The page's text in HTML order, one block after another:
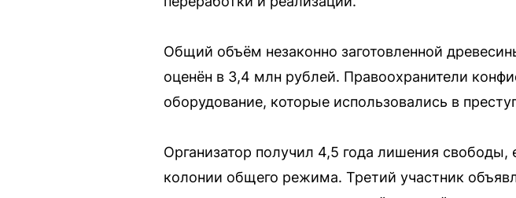
Общий объём незаконно заготовленной
оценён в 3,4 млн рублей. Правоохранители
оборудование, которые использовались в
Организатор получил 4,5 года лишения
колонии общего режима. Третий участник